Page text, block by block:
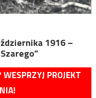
1916 –
PROJEKT